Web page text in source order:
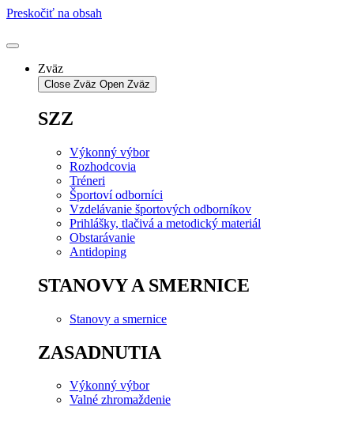
Preskočiť na obsah
Zväz
Close Zväz Open Zväz
SZZ
Výkonný výbor
Rozhodcovia
Tréneri
Športoví odborníci
Vzdelávanie športových odborníkov
Prihlášky, tlačivá a metodický materiál
Obstarávanie
Antidoping
STANOVY A SMERNICE
Stanovy a smernice
ZASADNUTIA
Výkonný výbor
Valné zhromaždenie